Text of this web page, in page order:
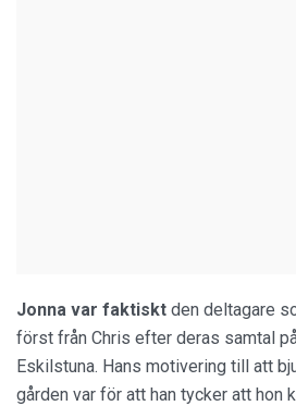
Jonna var faktiskt den deltagare
först från Chris efter deras samtal
Eskilstuna. Hans motivering till att
gården var för att han tycker att hon